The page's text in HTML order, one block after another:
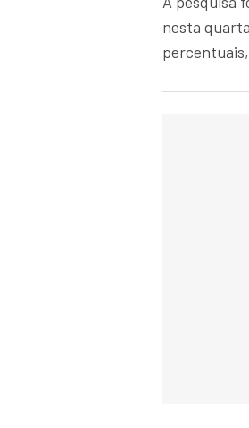
nesta